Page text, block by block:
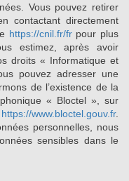
Vous pouvez retirer
contactant directement
https://cnil.fr/frpour plus
estimez, après avoir
droits « Informatique et
pouvez adresser une
de l’existence de la
« Bloctel », sur
https://www.bloctel.gouv.fr.
personnelles, nous
sensibles dans le